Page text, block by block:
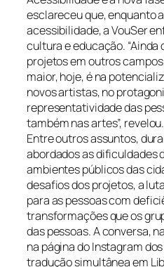
esclareceu que, enquanto
acessibilidade, a VouSer
cultura e educação.
projetos em outros
maior, hoje, é na
novos artistas, no
representatividade das
também nas artes”, revelou.
Entre outros assuntos,
abordados as dificuldades
ambientes públicos das
desafios dos projetos, a
para as pessoas com
transformações que os
das pessoas. A conversa,
na página do Instagram
tradução simultânea em